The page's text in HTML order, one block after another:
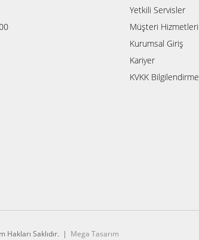
Yetkili Servisler
Müşteri Hizmetleri
Kurumsal Giriş
Kariyer
KVKK Bilgilendirme
Hakları Saklıdır. | Mega Tasarım